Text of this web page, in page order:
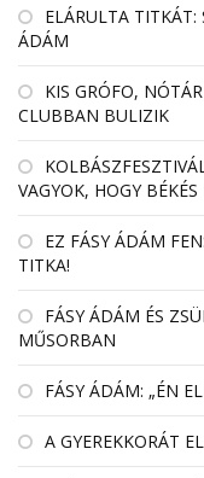
EL­ÁRULTA TIT­KÁT:
ÁDÁM
KIS GRÓFO,
CLUBBAN BULIZIK
VAGYOK, HOGY
EZ FÁSY ÁDÁM
TITKA!
FÁSY ÁDÁM ÉS
MŰSORBAN
FÁSY ÁDÁM: „ÉN
A GYEREKKORÁT